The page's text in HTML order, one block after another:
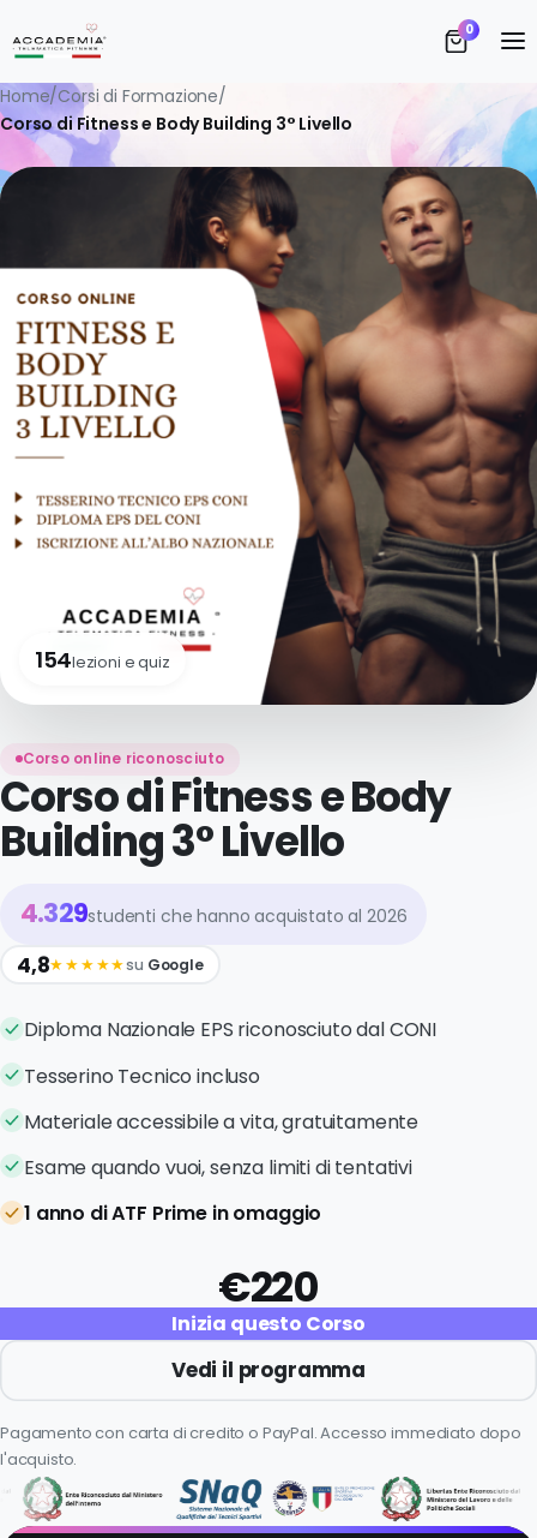
I
0
Home/Corsi di Formazione/
Corso di Fitness e Body Building 3° Livello
Corso online riconosciuto
Corso di Fitness e Body
Building 3° Livello
4.329studenti che hanno acquistato al 2026
4,8★★★★★su Google
Diploma Nazionale EPS riconosciuto dal CONI
Tesserino Tecnico incluso
Materiale accessibile a vita, gratuitamente
Esame quando vuoi, senza limiti di tentativi
1 anno di ATF Prime in omaggio
€220
Inizia questo Corso
Vedi il programma
Pagamento con carta di credito o PayPal. Accesso immediato dopo
l'acquisto.
154lezioni e quiz